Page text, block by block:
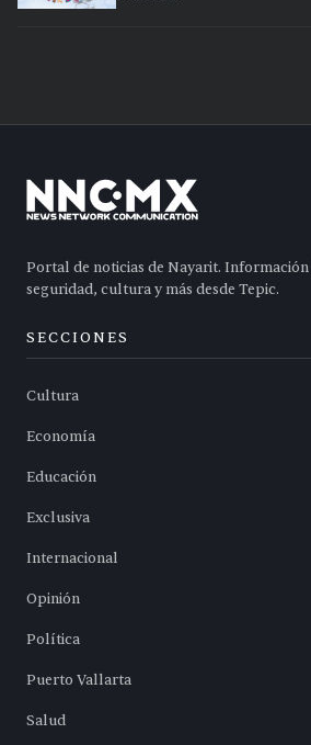
Portal de noticias de Nayarit.
seguridad, cultura y más desde Tepic.
SECCIONES
Cultura
Economía
Educación
Exclusiva
Internacional
Opinión
Política
Puerto Vallarta
Salud